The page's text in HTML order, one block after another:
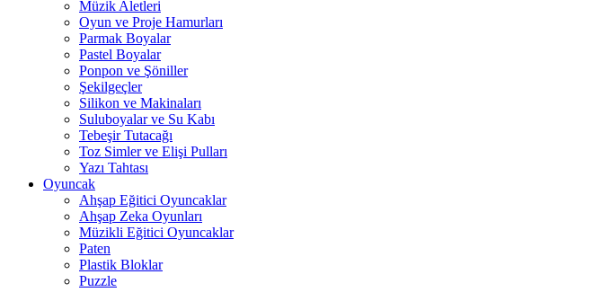
Müzik Aletleri
Oyun ve Proje Hamurları
Parmak Boyalar
Pastel Boyalar
Ponpon ve Şöniller
Şekilgeçler
Silikon ve Makinaları
Suluboyalar ve Su Kabı
Tebeşir Tutacağı
Toz Simler ve Elişi Pulları
Yazı Tahtası
Oyuncak
Ahşap Eğitici Oyuncaklar
Ahşap Zeka Oyunları
Müzikli Eğitici Oyuncaklar
Paten
Plastik Bloklar
Puzzle